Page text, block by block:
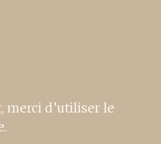
merci d’utiliser le
.